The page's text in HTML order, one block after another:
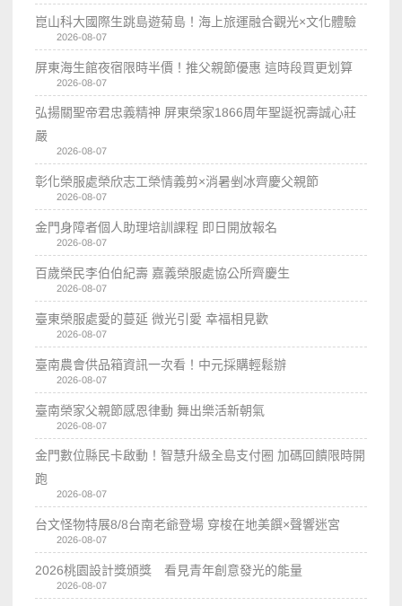
崑山科大國際生跳島遊菊島！海上旅運融合觀光×文化體驗
2026-08-07
屏東海生館夜宿限時半價！推父親節優惠 這時段買更划算
2026-08-07
弘揚關聖帝君忠義精神 屏東榮家1866周年聖誕祝壽誠心莊
嚴
2026-08-07
彰化榮服處榮欣志工榮情義剪×消暑剉冰齊慶父親節
2026-08-07
金門身障者個人助理培訓課程 即日開放報名
2026-08-07
百歲榮民李伯伯紀壽 嘉義榮服處協公所齊慶生
2026-08-07
臺東榮服處愛的蔓延 微光引愛 幸福相見歡
2026-08-07
臺南農會供品箱資訊一次看！中元採購輕鬆辦
2026-08-07
臺南榮家父親節感恩律動 舞出樂活新朝氣
2026-08-07
金門數位縣民卡啟動！智慧升級全島支付圈 加碼回饋限時開
跑
2026-08-07
台文怪物特展8/8台南老爺登場 穿梭在地美饌×聲響迷宮
2026-08-07
2026桃園設計獎頒獎 看見青年創意發光的能量
2026-08-07